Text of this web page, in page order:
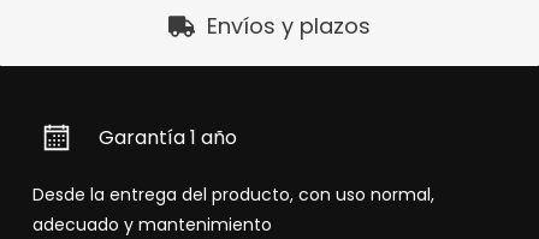
Envíos y plazos
Garantía 1 año
Desde la entrega del producto, con uso normal,
adecuado y mantenimiento